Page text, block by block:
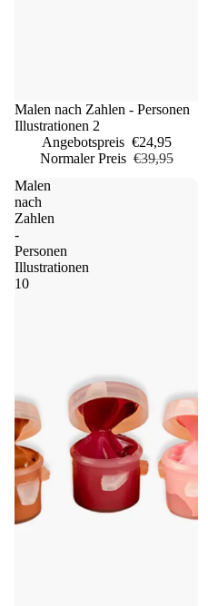
Sale
Malen nach Zahlen - Personen
Illustrationen 2
Angebotspreis €24,95
Normaler Preis €39,95
Malen
nach
Zahlen
-
Personen
Illustrationen
10